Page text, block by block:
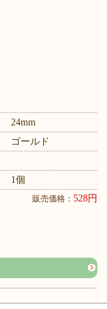
24mm
ゴールド
1個
販売価格： 528円